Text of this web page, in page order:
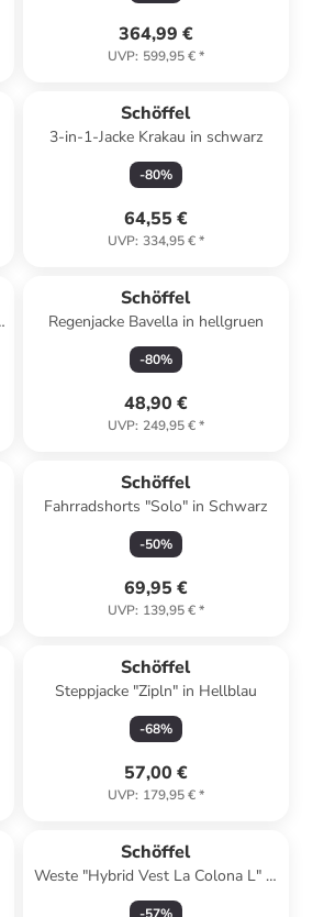
364,99 €
UVP: 599,95 €*
Schöffel
3-in-1-Jacke Krakau in schwarz
-80%
64,55 €
UVP: 334,95 €*
Schöffel
Regenjacke Bavella in hellgruen
-80%
48,90 €
UVP: 249,95 €*
Schöffel
Fahrradshorts "Solo" in Schwarz
-50%
69,95 €
UVP: 139,95 €*
Schöffel
Steppjacke "Zipln" in Hellblau
-68%
57,00 €
UVP: 179,95 €*
Schöffel
Weste "Hybrid Vest La Colona L" in
geranium